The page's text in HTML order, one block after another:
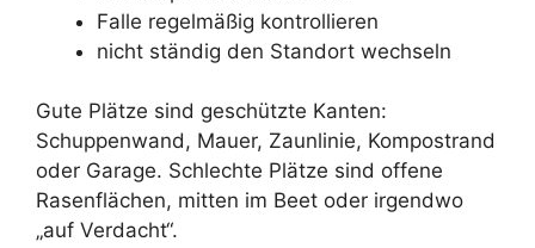
Falle regelmäßig kontrollieren
nicht ständig den Standort wechseln
Gute Plätze sind geschützte Kanten:
Schuppenwand, Mauer, Zaunlinie, Kompostrand
oder Garage. Schlechte Plätze sind offene
Rasenflächen, mitten im Beet oder irgendwo
„auf Verdacht“.